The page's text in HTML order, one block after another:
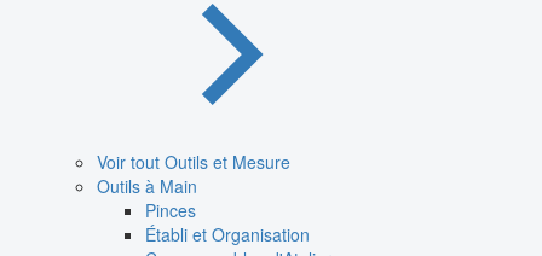
Voir tout Outils et Mesure
Outils à Main
Pinces
Établi et Organisation